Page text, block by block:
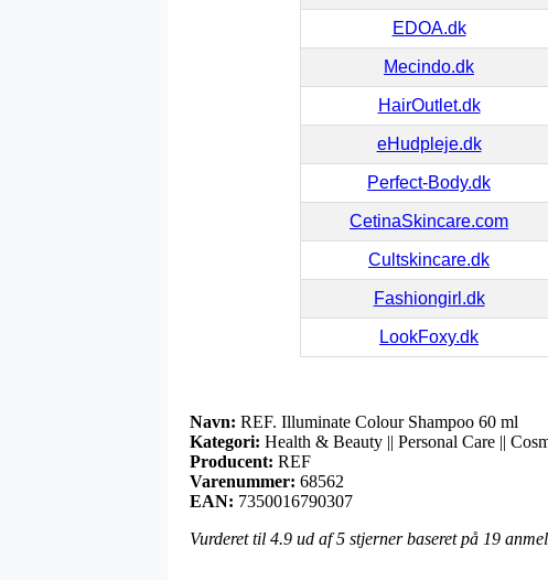
EDOA.dk
Mecindo.dk
HairOutlet.dk
eHudpleje.dk
Perfect-Body.dk
CetinaSkincare.com
Cultskincare.dk
Fashiongirl.dk
LookFoxy.dk
Navn: REF. Illuminate Colour Shampoo 60 ml
Kategori: Health & Beauty || Personal Care ||
Producent: REF
Varenummer: 68562
EAN: 7350016790307
Vurderet til 4.9 ud af 5 stjerner baseret på 19